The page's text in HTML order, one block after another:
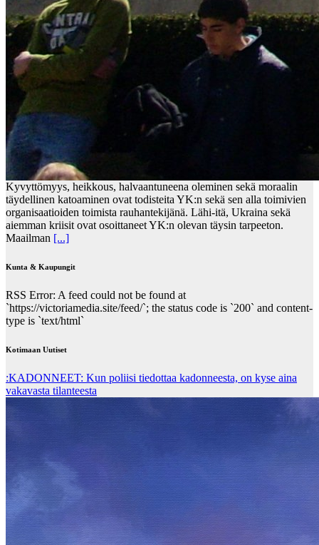
Kyvyttömyys, heikkous, halvaantuneena oleminen sekä moraalin
täydellinen katoaminen ovat todisteita YK:n sekä sen alla toimivien
organisaatioiden toimista rauhantekijänä. Lähi-itä, Ukraina sekä
aiemman kriisit ovat osoittaneet YK:n olevan täysin tarpeeton.
Maailman [...]
Kunta & Kaupungit
RSS Error: A feed could not be found at
`https://victoriamedia.site/feed/`; the status code is `200` and content-
type is `text/html`
Kotimaan Uutiset
:KADONNEET: Kun poliisi tiedottaa kadonneesta, on kyse aina
vakavasta tilanteesta